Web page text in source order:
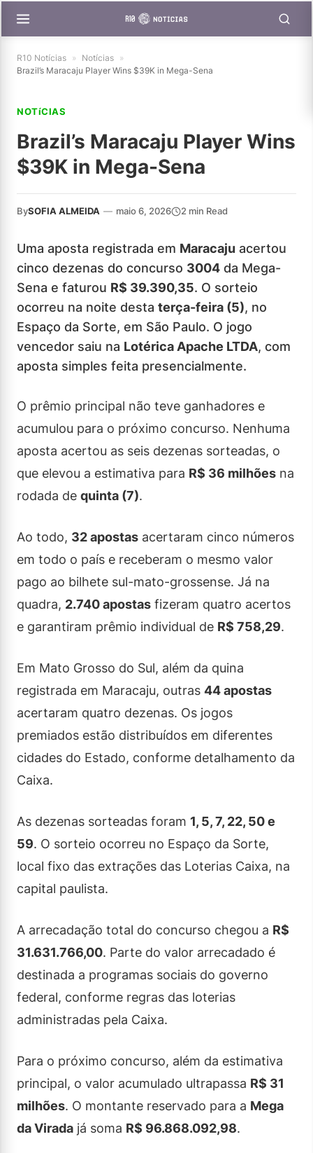
R10 Notícias » Notícias »
Brazil’s Maracaju Player Wins $39K in Mega-Sena
NOTíCIAS
Brazil’s Maracaju Player Wins
$39K in Mega-Sena
BySOFIA ALMEIDA — maio 6, 2026 2 min Read
Uma aposta registrada em Maracaju acertou
cinco dezenas do concurso 3004 da Mega-
Sena e faturou R$ 39.390,35. O sorteio
ocorreu na noite desta terça-feira (5), no
Espaço da Sorte, em São Paulo. O jogo
vencedor saiu na Lotérica Apache LTDA, com
aposta simples feita presencialmente.
O prêmio principal não teve ganhadores e
acumulou para o próximo concurso. Nenhuma
aposta acertou as seis dezenas sorteadas, o
que elevou a estimativa para R$ 36 milhões na
rodada de quinta (7).
Ao todo, 32 apostas acertaram cinco números
em todo o país e receberam o mesmo valor
pago ao bilhete sul-mato-grossense. Já na
quadra, 2.740 apostas fizeram quatro acertos
e garantiram prêmio individual de R$ 758,29.
Em Mato Grosso do Sul, além da quina
registrada em Maracaju, outras 44 apostas
acertaram quatro dezenas. Os jogos
premiados estão distribuídos em diferentes
cidades do Estado, conforme detalhamento da
Caixa.
As dezenas sorteadas foram 1, 5, 7, 22, 50 e
59. O sorteio ocorreu no Espaço da Sorte,
local fixo das extrações das Loterias Caixa, na
capital paulista.
A arrecadação total do concurso chegou a R$
31.631.766,00. Parte do valor arrecadado é
destinada a programas sociais do governo
federal, conforme regras das loterias
administradas pela Caixa.
Para o próximo concurso, além da estimativa
principal, o valor acumulado ultrapassa R$ 31
milhões. O montante reservado para a Mega
da Virada já soma R$ 96.868.092,98.